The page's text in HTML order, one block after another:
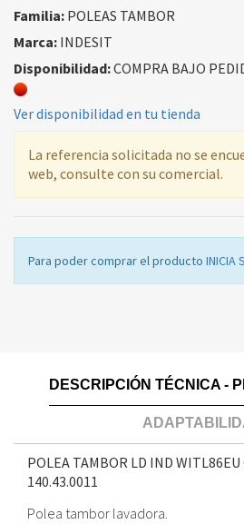
Familia: POLEAS TAMBOR
Marca: INDESIT
Disponibilidad:COMPRA BAJO
Ver disponibilidad en tu tienda
La referencia solicitada no se
web, consulte con su comercial.
Para poder comprar el producto INICIA
DESCRIPCIÓN TÉCNICA -
POLEA TAMBOR LD IND
140.43.0011
Polea tambor lavadora.